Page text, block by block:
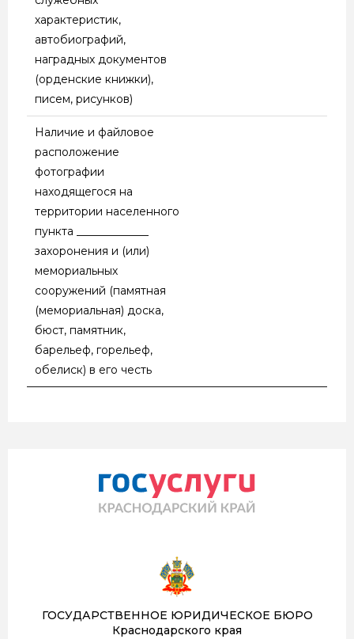
характеристик,
автобиографий,
наградных документов
(орденские книжки),
писем, рисунков)
Наличие и файловое
расположение
фотографии
находящегося на
территории населенного
пункта _____________
захоронения и (или)
мемориальных
сооружений (памятная
(мемориальная) доска,
бюст, памятник,
барельеф, горельеф,
обелиск) в его честь
ГОСУДАРСТВЕННОЕ ЮРИДИЧЕСКОЕ БЮРО
Краснодарского края